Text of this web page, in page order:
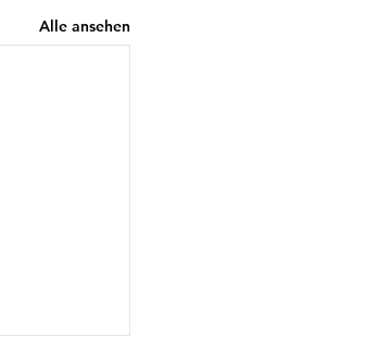
Alle ansehen